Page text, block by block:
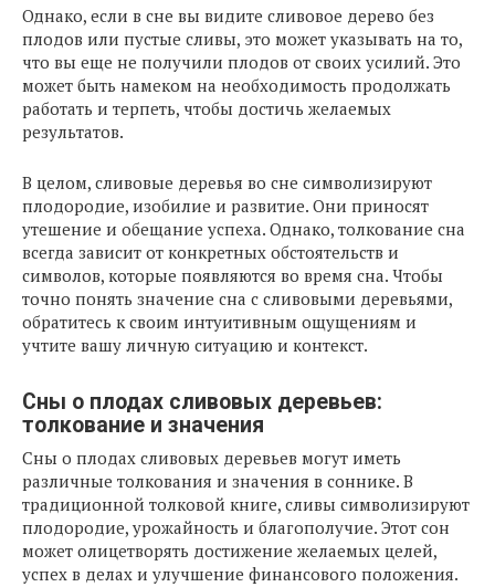
Однако, если в сне вы видите сливовое дерево без
плодов или пустые сливы, это может указывать на то,
что вы еще не получили плодов от своих усилий. Это
может быть намеком на необходимость продолжать
работать и терпеть, чтобы достичь желаемых
результатов.
В целом, сливовые деревья во сне символизируют
плодородие, изобилие и развитие. Они приносят
утешение и обещание успеха. Однако, толкование сна
всегда зависит от конкретных обстоятельств и
символов, которые появляются во время сна. Чтобы
точно понять значение сна с сливовыми деревьями,
обратитесь к своим интуитивным ощущениям и
учтите вашу личную ситуацию и контекст.
Сны о плодах сливовых деревьев:
толкование и значения
Сны о плодах сливовых деревьев могут иметь
различные толкования и значения в соннике. В
традиционной толковой книге, сливы символизируют
плодородие, урожайность и благополучие. Этот сон
может олицетворять достижение желаемых целей,
успех в делах и улучшение финансового положения.